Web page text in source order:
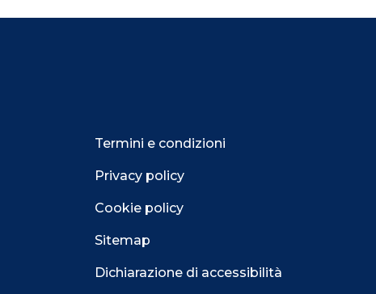
Termini e condizioni
Privacy policy
Cookie policy
Sitemap
Dichiarazione di accessibilità